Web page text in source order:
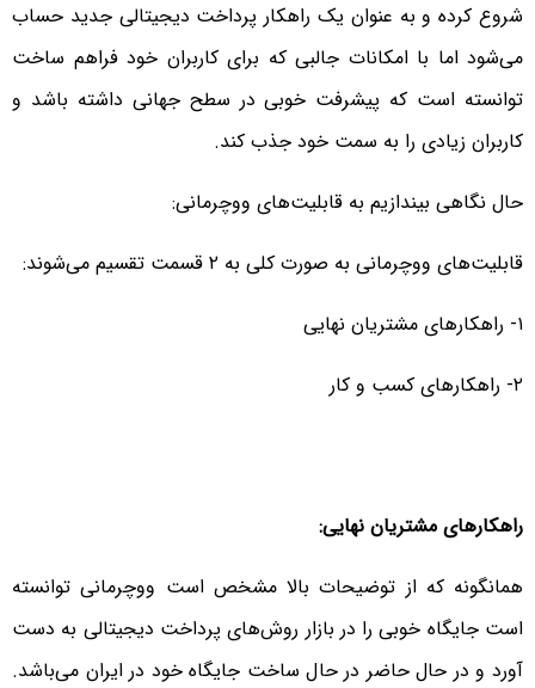
شروع کرده و به عنوان یک راهکار پرداخت دیجیتالی جدید حساب
می‌شود اما با امکانات جالبی‌ که برای کاربران خود فراهم ساخت
توانسته است که پیشرفت خوبی‌ در سطح جهانی‌ داشته باشد و
کاربران زیادی را به سمت خود جذب کند.
حال نگاهی‌ بیندازیم به قابلیت‌های ووچرمانی:
قابلیت‌های ووچرمانی به صورت کلی‌ به ۲ قسمت تقسیم می‌شوند:
۱- راهکار‌های مشتریان نهایی
۲- راهکارهای کسب و کار
راهکار‌های مشتریان نهایی:
همانگونه که از توضیحات بالا مشخص است ووچرمانی توانسته
است جایگاه خوبی‌ را در بازار روش‌های پرداخت دیجیتالی به دست
آورد و در حال حاضر در حال ساخت جایگاه خود در ایران می‌باشد.